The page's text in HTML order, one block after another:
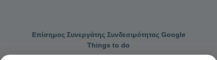
Επίσημος Συνεργάτης Συνδεσιμότητας Google
Things to do